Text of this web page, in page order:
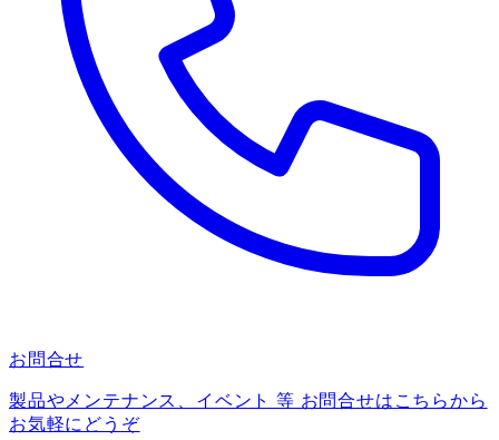
お問合せ
製品やメンテナンス、イベント 等 お問合せはこちらから
お気軽にどうぞ